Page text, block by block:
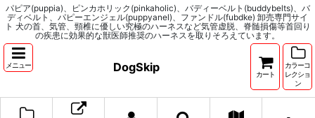
パピア(puppia)、ピンカホリック(pinkaholic)、バディーベルト(buddybelts)、バ
ディベルト、パピーエンジェル(puppyanel)、ファンドル(fubdke) 卸売専門サイ
ト 犬の首、気管、頸椎に優しい究極のハーネスなど気管虚脱、脊髄損傷等首回り
の疾患に効果的な獣医師推奨のハーネスを取りそろえています。
メニュー DogSkip
カート
カラーコ
レクショ
ン